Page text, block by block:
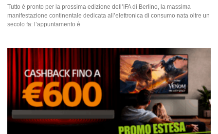
Tutto è pronto per la prossima edizione dell’IFA di Berlino, la massima
manifestazione continentale dedicata all’elettronica di consumo nata oltre un
secolo fa: l’appuntamento è